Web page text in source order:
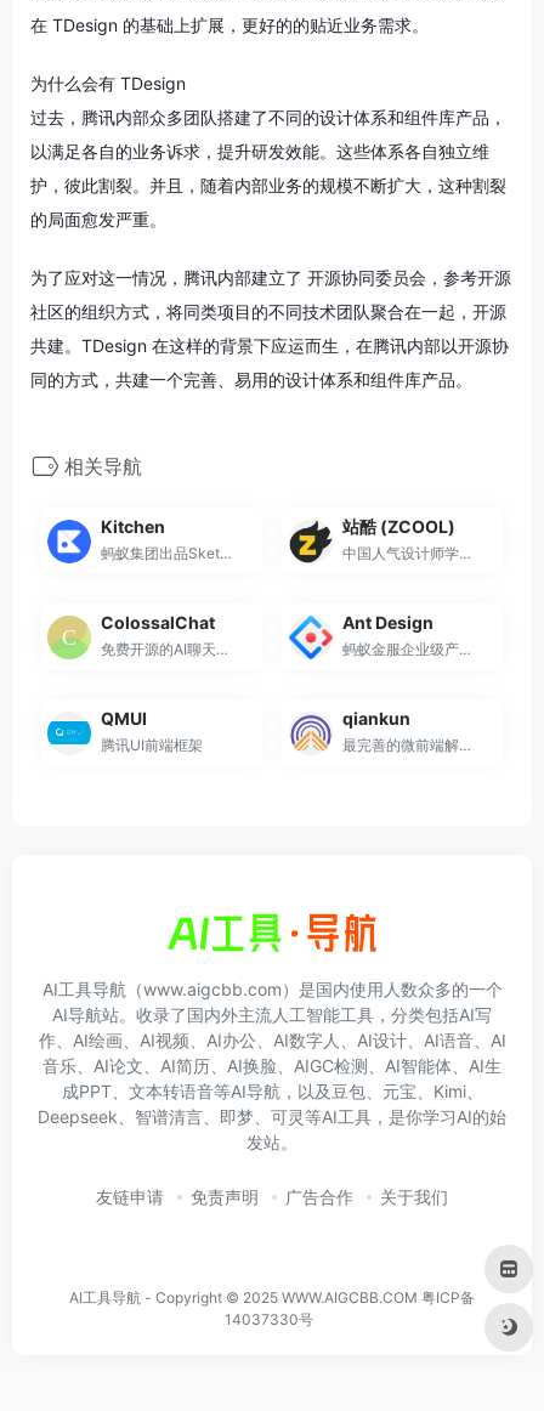
在 TDesign 的基础上扩展，更好的的贴近业务需求。
为什么会有 TDesign
过去，腾讯内部众多团队搭建了不同的设计体系和组件库产品，
以满足各自的业务诉求，提升研发效能。这些体系各自独立维
护，彼此割裂。并且，随着内部业务的规模不断扩大，这种割裂
的局面愈发严重。
为了应对这一情况，腾讯内部建立了 开源协同委员会，参考开源
社区的组织方式，将同类项目的不同技术团队聚合在一起，开源
共建。TDesign 在这样的背景下应运而生，在腾讯内部以开源协
同的方式，共建一个完善、易用的设计体系和组件库产品。
相关导航
Kitchen
蚂蚁集团出品Sketch 插件
站酷 (ZCOOL)
中国人气设计师学习平台
ColossalChat
免费开源的AI聊天机器人
Ant Design
蚂蚁金服企业级产品设计体系
QMUI
腾讯UI前端框架
qiankun
最完善的微前端解决方案
AI工具导航（www.aigcbb.com）是国内使用人数众多的一个
AI导航站。收录了国内外主流人工智能工具，分类包括AI写
作、AI绘画、AI视频、AI办公、AI数字人、AI设计、AI语音、AI
音乐、AI论文、AI简历、AI换脸、AIGC检测、AI智能体、AI生
成PPT、文本转语音等AI导航，以及豆包、元宝、Kimi、
Deepseek、智谱清言、即梦、可灵等AI工具，是你学习AI的始
发站。
友链申请 免责声明 广告合作 关于我们
AI工具导航 - Copyright © 2025 WWW.AIGCBB.COM 粤ICP备
14037330号